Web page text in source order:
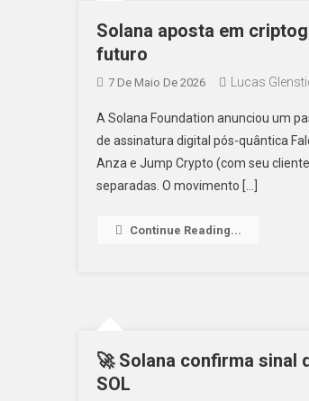
Solana aposta em
futuro
7 De Maio De 2026 Lucas
A Solana Foundation anunciou um
de assinatura digital pós-quântica
Anza e Jump Crypto (com seu
separadas. O movimento […]
Continue Reading...
🚀 Solana confirma sinal
SOL